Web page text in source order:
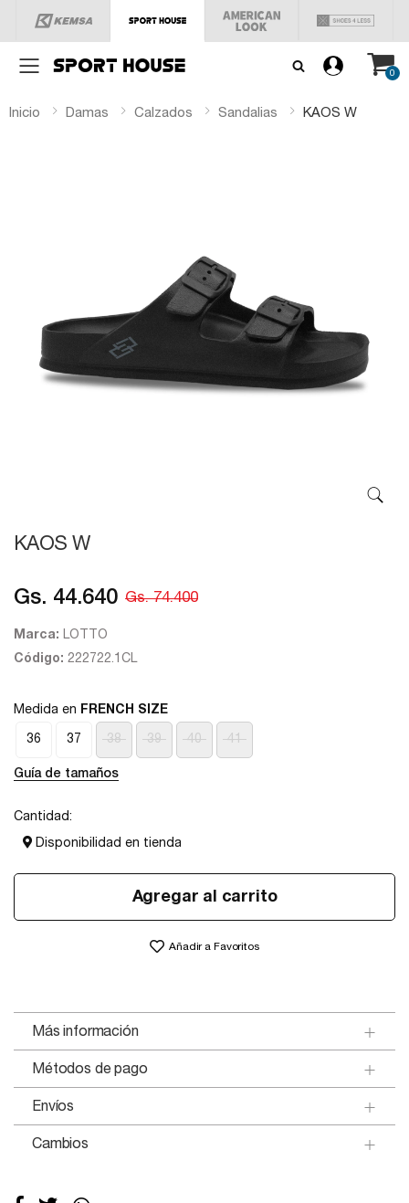
Menú 0
Inicio Damas Calzados Sandalias KAOS W
KAOS W
Gs. 44.640 Gs. 74.400
Marca: LOTTO
Código: 222722.1CL
Medida en FRENCH SIZE
36 37 38 39 40 41
Guía de tamaños
Cantidad:
Disponibilidad en tienda
Agregar al carrito
Añadir a Favoritos
Más información
Métodos de pago
Envíos
Cambios